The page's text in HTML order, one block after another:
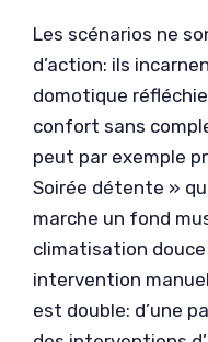
Les scénarios ne
d’action: ils
domotique
confort sans
peut par exemple
Soirée détente »
marche un fond
climatisation
intervention
est double: d’une